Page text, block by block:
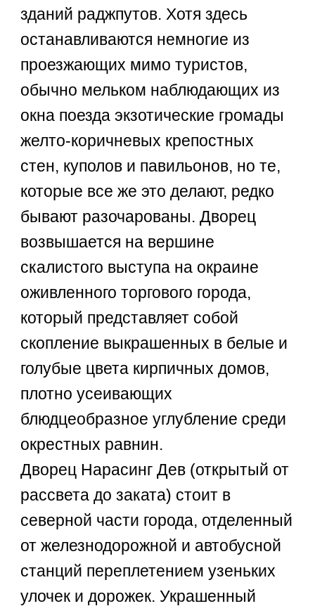
зданий раджпутов. Хотя здесь
останавливаются немногие из
проезжающих мимо туристов,
обычно мельком наблюдающих из
окна поезда экзотические громады
желто-коричневых крепостных
стен, куполов и павильонов, но те,
которые все же это делают, редко
бывают разочарованы. Дворец
возвышается на вершине
скалистого выступа на окраине
оживленного торгового города,
который представляет собой
скопление выкрашенных в белые и
голубые цвета кирпичных домов,
плотно усеивающих
блюдцеобразное углубление среди
окрестных равнин.
Дворец Нарасинг Дев (открытый от
рассвета до заката) стоит в
северной части города, отделенный
от железнодорожной и автобусной
станций переплетением узеньких
улочек и дорожек. Украшенный